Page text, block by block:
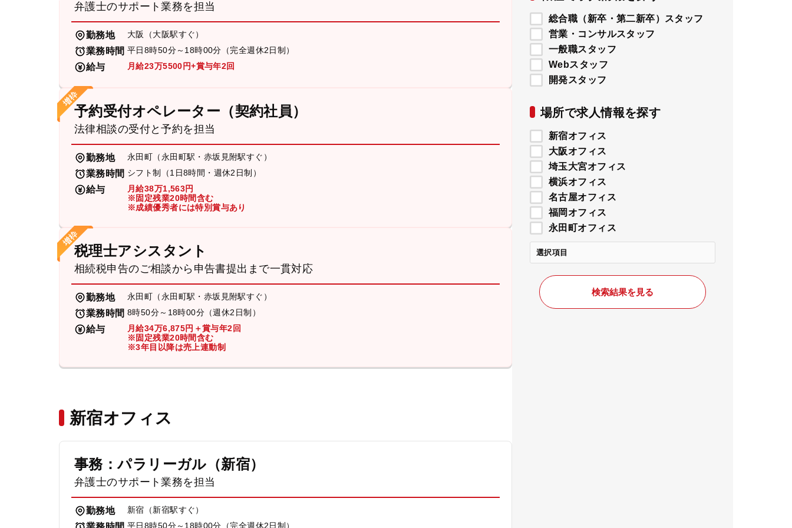
総合職（新卒・第二新卒）スタッフ
営業・コンサルスタッフ
一般職スタッフ
Webスタッフ
開発スタッフ
場所で求人情報を探す
新宿オフィス
大阪オフィス
埼玉大宮オフィス
横浜オフィス
名古屋オフィス
福岡オフィス
永田町オフィス
選択項目
検索結果を見る
弁護士のサポート業務を担当
勤務地 大阪（大阪駅すぐ）
業務時間 平日8時50分～18時00分（完全週休2日制）
給与 月給23万5500円+賞与年2回
予約受付オペレーター（契約社員）
法律相談の受付と予約を担当
勤務地 永田町（永田町駅・赤坂見附駅すぐ）
業務時間 シフト制（1日8時間・週休2日制）
給与
月給38万1,563円
※固定残業20時間含む
※成績優秀者には特別賞与あり
税理士アシスタント
相続税申告のご相談から申告書提出まで一貫対応
勤務地 永田町（永田町駅・赤坂見附駅すぐ）
業務時間 8時50分～18時00分（週休2日制）
給与
月給34万6,875円＋賞与年2回
※固定残業20時間含む
※3年目以降は売上連動制
新宿オフィス
事務：パラリーガル（新宿）
弁護士のサポート業務を担当
勤務地 新宿（新宿駅すぐ）
平日8時50分～18時00分（完全週休2日制）